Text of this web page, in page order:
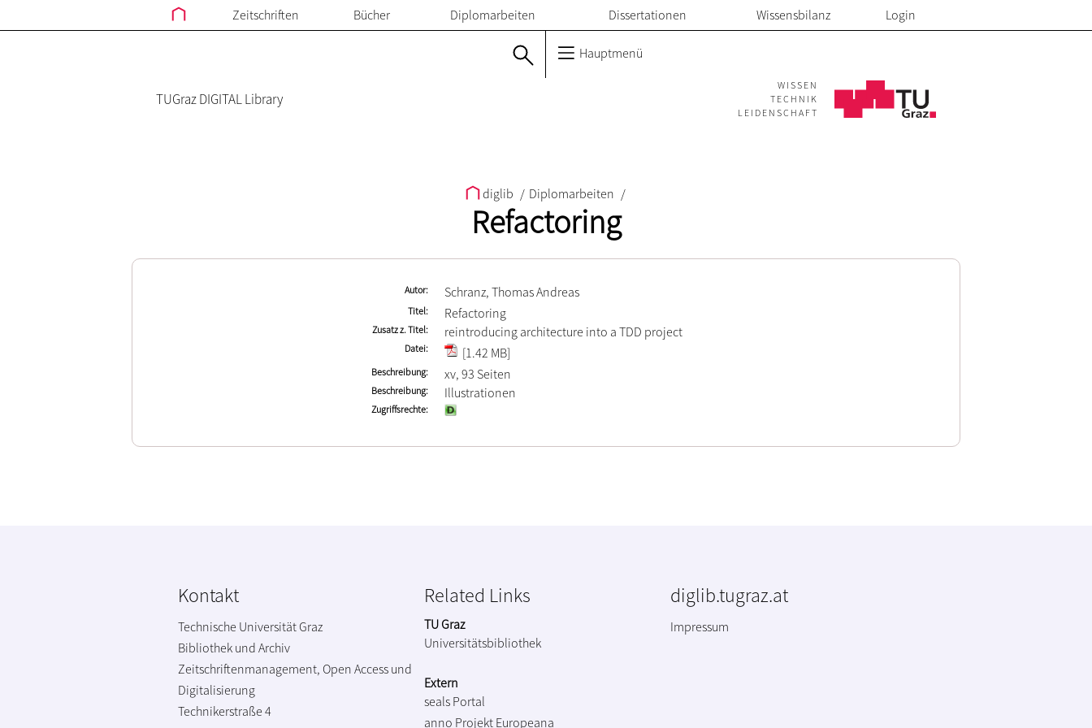
Zeitschriften Bücher Diplomarbeiten Dissertationen Wissensbilanz Login
Hauptmenü
TUGraz DIGITAL Library
WISSEN
TECHNIK
LEIDENSCHAFT
diglib / Diplomarbeiten /
Refactoring
Autor Schranz, Thomas Andreas
Titel Refactoring
Zusatz z. Titel reintroducing architecture into a TDD project
Datei [1.42 MB]
Beschreibung xv, 93 Seiten
Beschreibung Illustrationen
Zugriffsrechte
Kontakt
Technische Universität Graz
Bibliothek und Archiv
Zeitschriftenmanagement, Open Access und
Digitalisierung
Technikerstraße 4
Related Links
TU Graz
Universitätsbibliothek
Extern
seals Portal
anno Projekt Europeana
diglib.tugraz.at
Impressum